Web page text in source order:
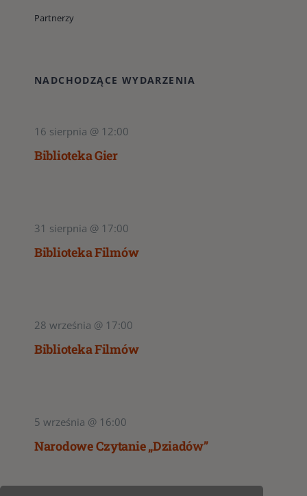
Partnerzy
NADCHODZĄCE WYDARZENIA
16 sierpnia @ 12:00
Biblioteka Gier
31 sierpnia @ 17:00
Biblioteka Filmów
28 września @ 17:00
Biblioteka Filmów
5 września @ 16:00
Narodowe Czytanie „Dziadów”